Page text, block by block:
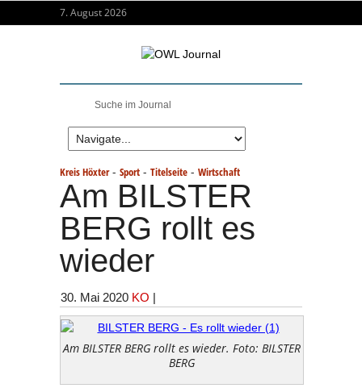
7. August 2026
Kreis Höxter- Sport - Titelseite - Wirtschaft
Am BILSTER
BERG rollt es
wieder
30. Mai 2020 KO |
Am BILSTER BERG rollt es wieder. Foto: BILSTER
BERG